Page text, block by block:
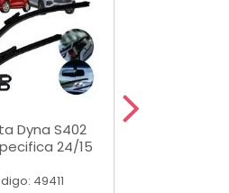
Dyna S402
24/15
49411